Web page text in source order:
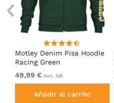
Motley Denim Pisa Hoodie
Racing Green
49,99 € incl. IVA
Añadir al carrito